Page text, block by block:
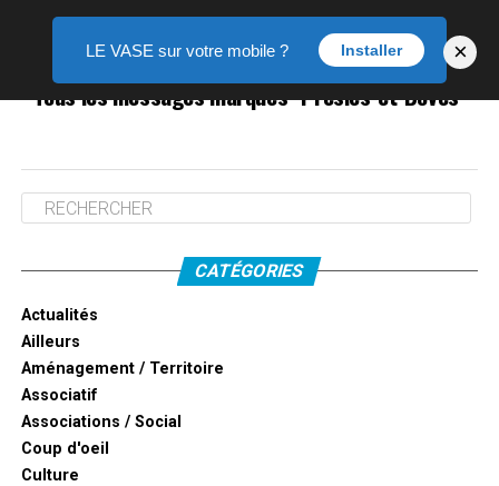
Tous les messages marqués "Presles-et-Boves"
CATÉGORIES
Actualités
Ailleurs
Aménagement / Territoire
Associatif
Associations / Social
Coup d'oeil
Culture
LE VASE sur votre mobile ? Installer ×